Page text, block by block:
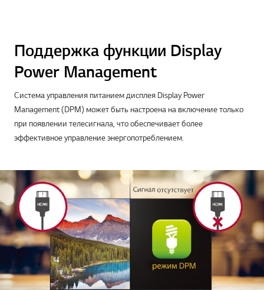
Поддержка функции Display
Power Management
Система управления питанием дисплея Display Power
Management (DPM) может быть настроена на включение только
при появлении телесигнала, что обеспечивает более
эффективное управление энергопотреблением.